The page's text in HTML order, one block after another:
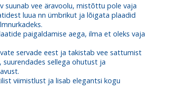
suunab vee äravoolu, mistõttu pole vaja
luua nn ümbrikut ja lõigata plaadid
paigaldamise aega, ilma et oleks vaja
servade eest ja takistab vee sattumist
suurendades sellega ohutust ja
viimistlust ja lisab elegantsi kogu